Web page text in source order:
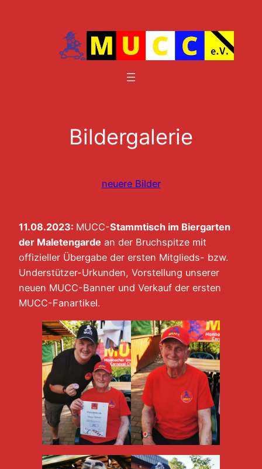
Bildergalerie
neuere Bilder
11.08.2023: MUCC-Stammtisch im Biergarten
der Maletengarde an der Bruchspitze mit
offizieller Übergabe der ersten Mitglieds- bzw.
Understützer-Urkunden, Vorstellung unserer
neuen MUCC-Banner und Verkauf der ersten
MUCC-Fanartikel.